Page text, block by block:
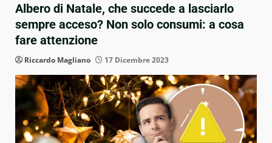
Albero di Natale, che succede a lasciarlo
sempre acceso? Non solo consumi: a cosa
fare attenzione
Riccardo Magliano 17 Dicembre 2023